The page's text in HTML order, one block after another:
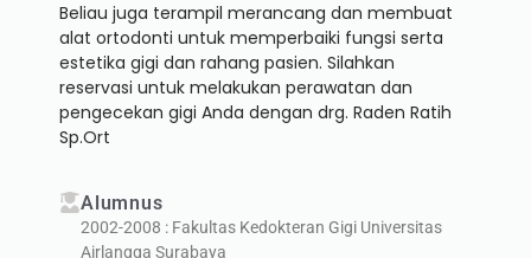
Beliau juga terampil merancang dan membuat
alat ortodonti untuk memperbaiki fungsi serta
estetika gigi dan rahang pasien. Silahkan
reservasi untuk melakukan perawatan dan
pengecekan gigi Anda dengan drg. Raden Ratih
Sp.Ort
Alumnus
2002-2008 : Fakultas Kedokteran Gigi Universitas
Airlangga Surabaya